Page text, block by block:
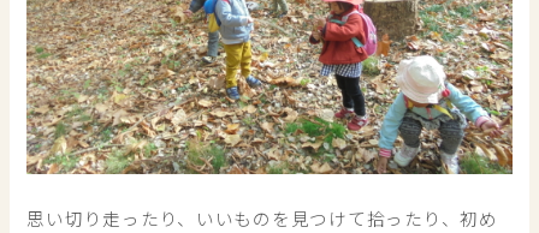
思い切り走ったり、いいものを見つけて拾ったり、初め